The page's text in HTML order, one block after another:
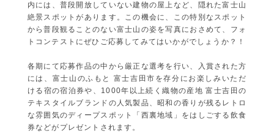
内には、普段開放していない建物の屋上など、隠れた富士山
絶景スポットがあります。この機会に、この特別なスポット
から普段観ることのない富士山の姿を写真におさめて、フォ
トコンテストにぜひご応募してみてはいかがでしょうか？！
各期にて応募作品の中から厳正な選考を行い、入賞された方
には、富士山のふもと 富士吉田市を存分にお楽しみいただ
ける宿の宿泊券や、1000年以上続く織物の産地 富士吉田の
テキスタイルブランドの人気製品、昭和の香りが残るレトロ
な雰囲気のディープスポット「西裏地域」をはしごする飲食
券などがプレゼントされます。